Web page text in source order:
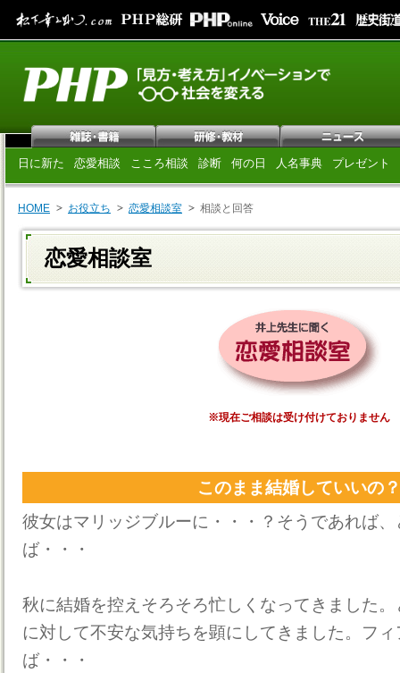
日に新た 恋愛相談 こころ相談 診断 何の日 人名事典 プレゼント
HOME お役立ち 恋愛相談室 相談と回答
恋愛相談室
※現在ご相談は受け付けておりません
このまま結婚していいの？
彼女はマリッジブルーに・・・？そうであれば
ば・・・
秋に結婚を控えそろそろ忙しくなってきました
に対して不安な気持ちを顕にしてきました。フ
ば・・・